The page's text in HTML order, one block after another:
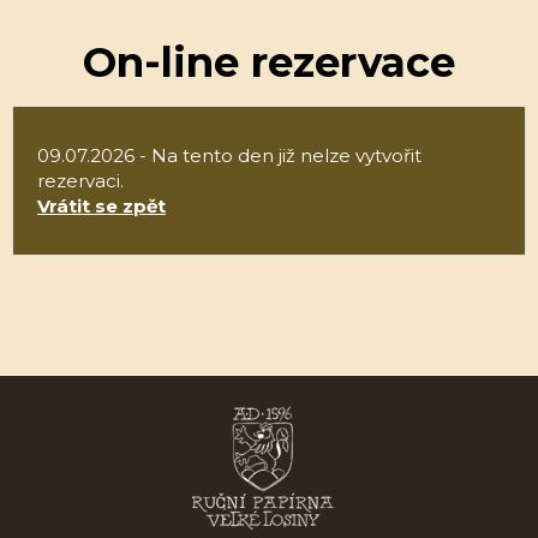
On-line rezervace
09.07.2026 - Na tento den již nelze vytvořit
rezervaci.
Vrátit se zpět